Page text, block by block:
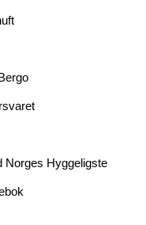
Norges Hyggeligste